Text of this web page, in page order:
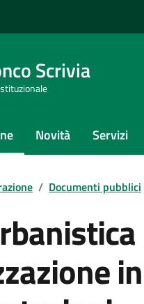
Scrivia
Novità Servizi
/ Documenti pubblici